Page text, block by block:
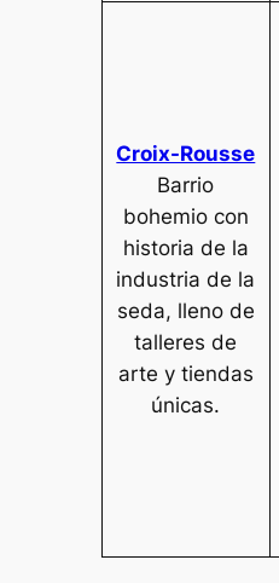
Croix-Rousse
Barrio
bohemio con
historia de la
industria de la
seda, lleno de
talleres de
arte y tiendas
únicas.